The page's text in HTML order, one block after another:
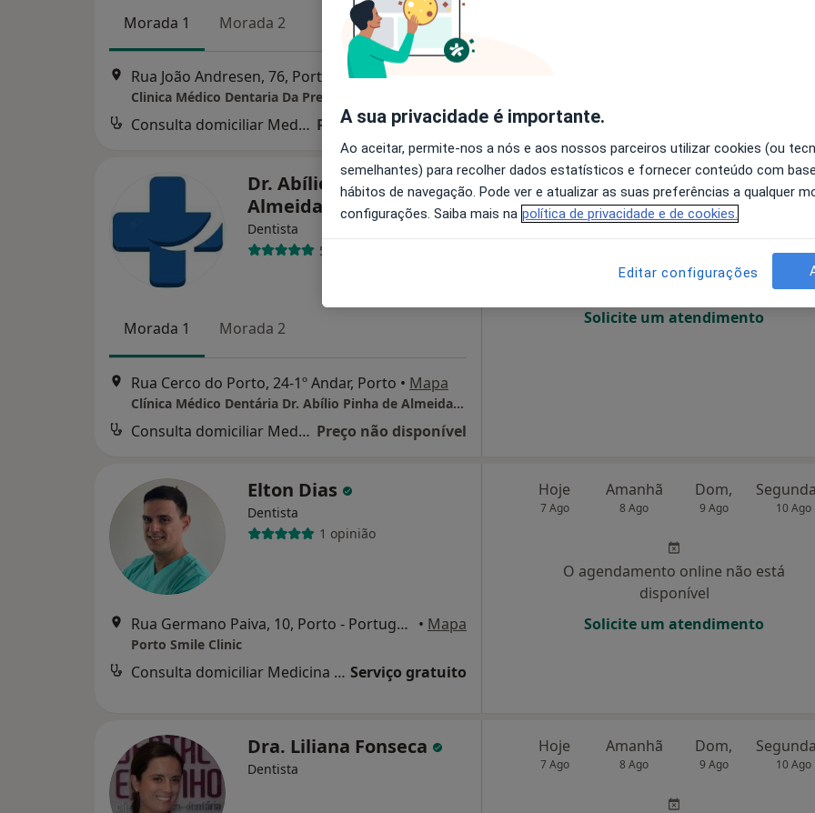
Morada 1 Morada 2
Rua João Andresen, 76, Porto Mapa
Clinica Médico Dentaria Da Prelada
Consulta domiciliar Medicina dentária Preço não disponível
Dr. Abílio Pinha de
Almeida
Dentista
5 opiniões
Morada 1 Morada 2
Rua Cerco do Porto, 24-1º Andar, Porto • Mapa
Clínica Médico Dentária Dr. Abílio Pinha de Almeida, Lda
Consulta domiciliar Medicina dentária Preço não disponível
Hoje
7 Ago 8 Ago
Dom,
9 Ago 10 Ago
O agendamento online não está
disponível
Solicite um atendimento
Elton Dias
Dentista
1 opinião
Rua Germano Paiva, 10, Porto - Portugal,, Matosinhos • Mapa
Porto Smile Clinic
Consulta domiciliar Medicina dentária Serviço gratuito
Hoje
7 Ago
Amanhã
8 Ago
Dom,
9 Ago 10 Ago
O agendamento online não está
disponível
Solicite um atendimento
Dra. Liliana Fonseca
Dentista
Hoje
7 Ago
Amanhã
8 Ago
Dom,
9 Ago 10 Ago
A sua privacidade é importante.
Ao aceitar, permite-nos a nós e aos nossos parceiros utilizar cookies (ou
semelhantes) para recolher dados estatísticos e fornecer conteúdo com
hábitos de navegação. Pode ver e atualizar as suas preferências a qualquer
configurações. Saiba mais na política de privacidade e de cookies.
Editar configurações